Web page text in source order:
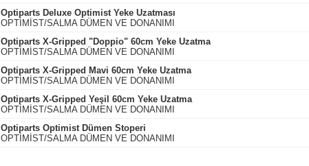
Optiparts Deluxe Optimist Yeke Uzatması
OPTİMİST/SALMA DÜMEN VE DONANIMI
Optiparts X-Gripped "Doppio" 60cm Yeke Uzatma
OPTİMİST/SALMA DÜMEN VE DONANIMI
Optiparts X-Gripped Mavi 60cm Yeke Uzatma
OPTİMİST/SALMA DÜMEN VE DONANIMI
Optiparts X-Gripped Yeşil 60cm Yeke Uzatma
OPTİMİST/SALMA DÜMEN VE DONANIMI
Optiparts Optimist Dümen Stoperi
OPTİMİST/SALMA DÜMEN VE DONANIMI